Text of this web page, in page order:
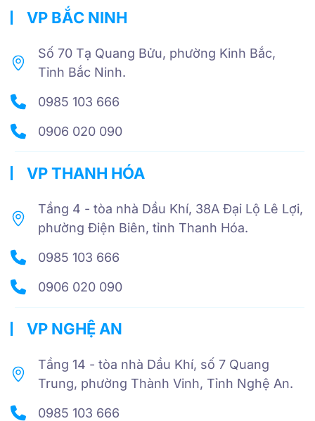
VP BẮC NINH
Số 70 Tạ Quang Bửu, phường Kinh Bắc,
Tỉnh Bắc Ninh.
0985 103 666
0906 020 090
VP THANH HÓA
Tầng 4 - tòa nhà Dầu Khí, 38A Đại Lộ Lê Lợi,
phường Điện Biên, tỉnh Thanh Hóa.
0985 103 666
0906 020 090
VP NGHỆ AN
Tầng 14 - tòa nhà Dầu Khí, số 7 Quang
Trung, phường Thành Vinh, Tỉnh Nghệ An.
0985 103 666